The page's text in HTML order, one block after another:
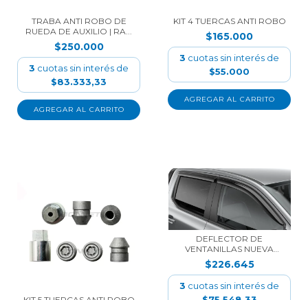
TRABA ANTI ROBO DE
RUEDA DE AUXILIO | RA...
$250.000
3 cuotas sin interés de
$83.333,33
KIT 4 TUERCAS ANTI ROBO
$165.000
3 cuotas sin interés de
$55.000
AGREGAR AL CARRITO
DEFLECTOR DE
VENTANILLAS NUEVA
RANGER 20...
$226.645
3 cuotas sin interés de